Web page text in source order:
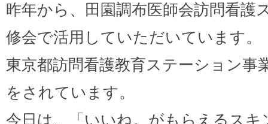
昨年から、田園調布医師会訪問看護
修会で活用していただいています。
東京都訪問看護教育ステーション事
をされています。
今日は、「いいね。がもらえるスキ